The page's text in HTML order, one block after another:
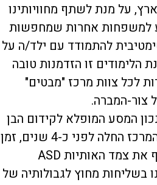
על מנת לשתף מחוויותינו
למשפחות אחרות שמחפשות
להתמודד עם ילד/ה על
הלימודים זו הזדמנות טובה
לכל צוות מרכז "מבטים"
צור-המברה.
המסע המופלא לקידום הבן
שלנו (כיום בן 6.5), עם המרכז החלה לפני כ-4 שנים, זמן
קצר לאחר ש'זכינו' לצרף את צמד האותיות ASD
בשליחות מחוץ לגבולותיה של